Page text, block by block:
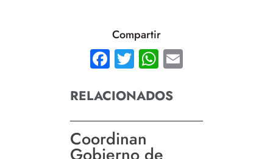
Compartir
Facebook
TwitterWhatsApp
RELACIONADOS
Coordinan